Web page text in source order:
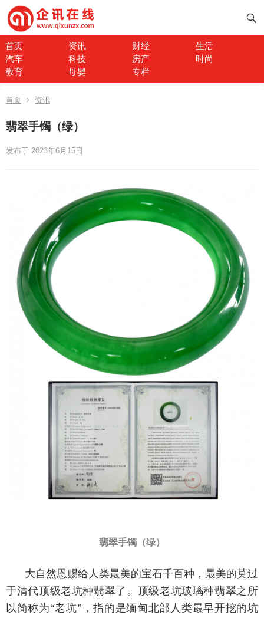
首页 资讯 财经
生活
汽车
科技 房产
时尚
教育
母婴 专栏
首页 资讯
翡翠手镯（绿）
发布于 2023年6月15日
翡翠手镯（绿）
大自然恩赐给人类最美的宝石千百种，最美的莫过
于清代顶级老坑种翡翠了。顶级老坑玻璃种翡翠之所
以简称为“老坑”，指的是缅甸北部人类最早开挖的坑